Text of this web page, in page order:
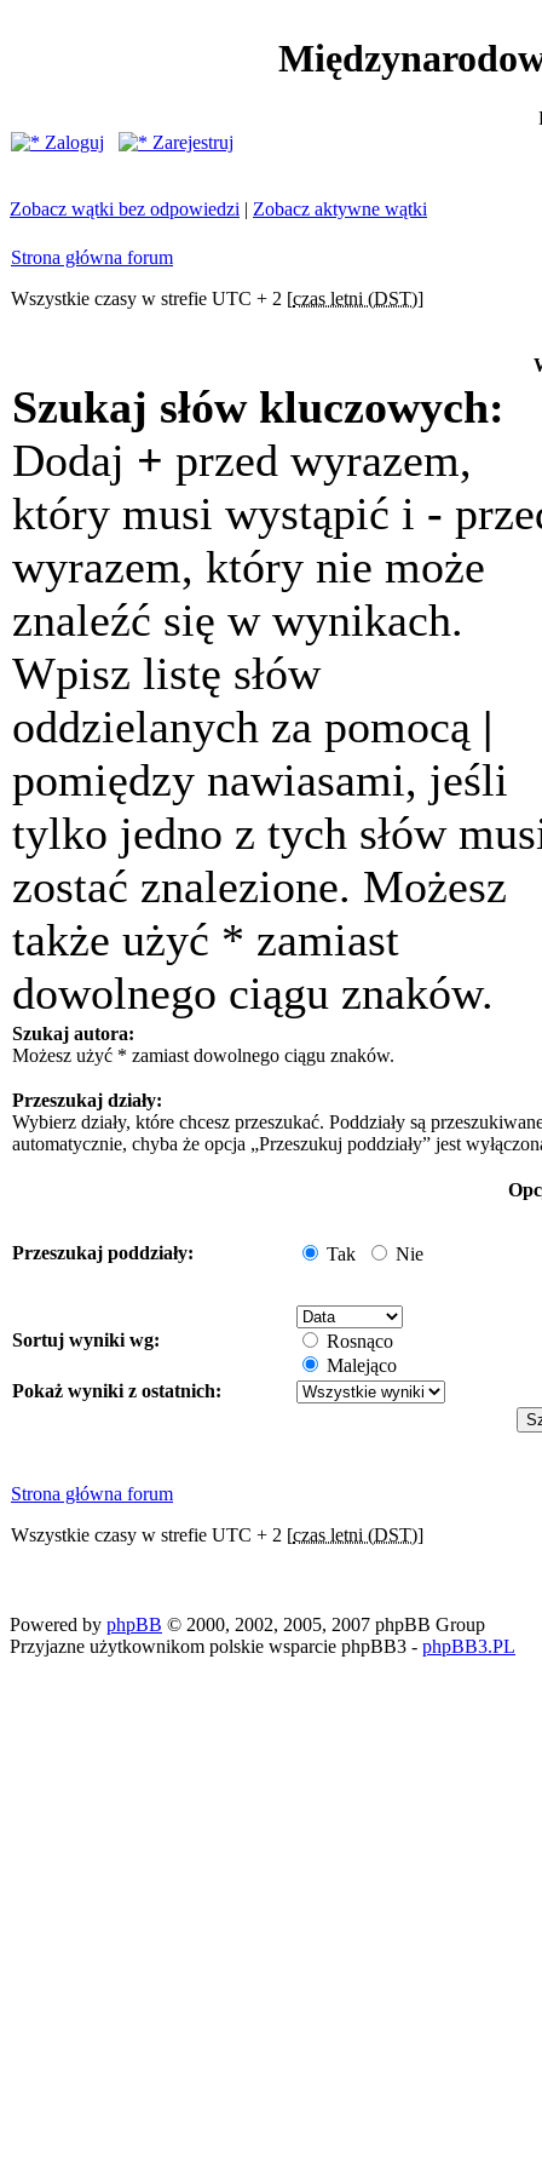
Zaloguj
Zarejestruj
Zobacz wątki bez odpowiedzi | Zobacz aktywne wątki
Strona główna forum
Wszystkie czasy w strefie UTC + 2 [czas letni (DST)]
Szukaj słów kluczowych:
Dodaj + przed wyrazem,
który musi wystąpić i -
wyrazem, który nie może
znaleźć się w wynikach.
Wpisz listę słów
oddzielanych za pomocą |
pomiędzy nawiasami, jeśli
tylko jedno z tych słów
zostać znalezione. Możesz
także użyć * zamiast
dowolnego ciągu znaków.
Szukaj autora:
Możesz użyć * zamiast dowolnego ciągu znaków.
Przeszukaj działy:
Wybierz działy, które chcesz przeszukać. Poddziały są
automatycznie, chyba że opcja „Przeszukuj poddziały” jest
Przeszukaj poddziały: Tak Nie
Sortuj wyniki wg:
Rosnąco
Malejąco
Pokaż wyniki z ostatnich:
Strona główna forum
Wszystkie czasy w strefie UTC + 2 [czas letni (DST)]
Powered by phpBB © 2000, 2002, 2005, 2007 phpBB Group
Przyjazne użytkownikom polskie wsparcie phpBB3 - phpBB3.PL